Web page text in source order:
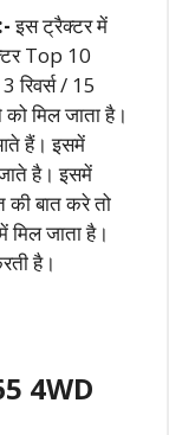
इस ट्रैक्टर में
Top 10
/ 15
को मिल जाता है।
हैं। इसमें
है। इसमें
बात करे तो
जाता है।
है।
4WD